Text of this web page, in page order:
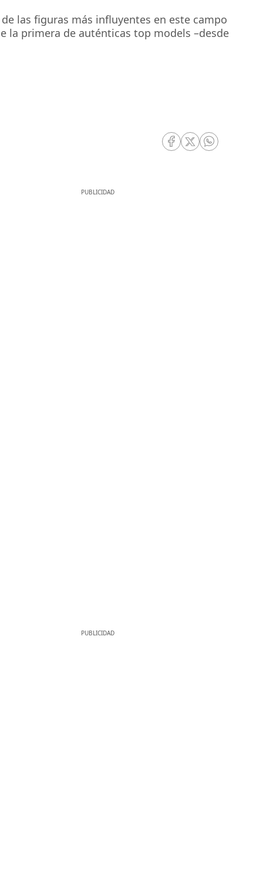
las figuras más influyentes en este campo
la primera de auténticas top models –desde
RRSS Facebook
RRSS Twitter
RRSS